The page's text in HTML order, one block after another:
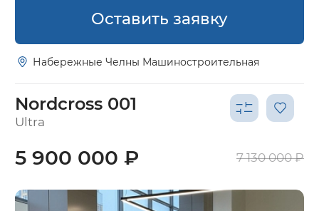
Оставить заявку
Набережные Челны Машиностроительная
Nordcross 001
Ultra
5 900 000 ₽ 7 130 000 ₽